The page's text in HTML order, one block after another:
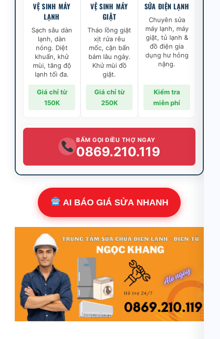
VỆ SINH MÁY
LẠNH
Sạch sâu dàn
lạnh, dàn
nóng. Diệt
khuẩn, khử
mùi, tăng độ
lạnh tối đa.
Giá chỉ từ
150K
VỆ SINH MÁY
GIẶT
Tháo lồng giặt
xịt rửa rêu
mốc, cặn bẩn
bám lâu ngày.
Khử mùi đồ
giặt.
Giá chỉ từ
250K
SỬA ĐIỆN LẠNH
Chuyên sửa
máy lạnh, máy
giặt, tủ lạnh &
đồ điện gia
dụng hư hỏng
nặng.
Kiểm tra
miễn phí
BẤM GỌI ĐIỀU THỢ NGAY
0869.210.119
AI BÁO GIÁ SỬA NHANH